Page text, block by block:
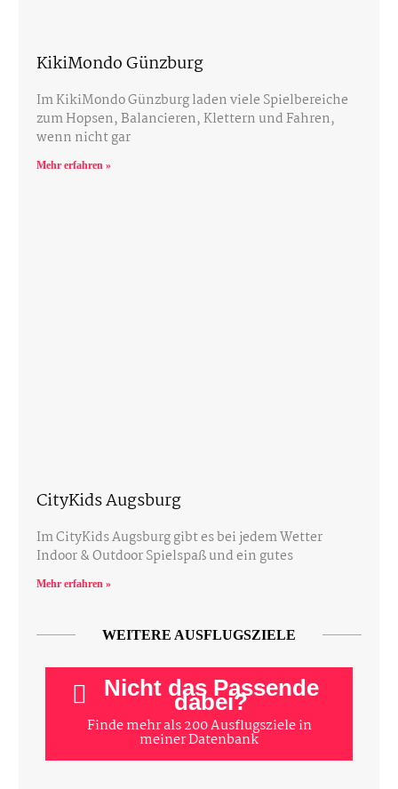
KikiMondo Günzburg
Im KikiMondo Günzburg laden viele Spielbereiche
zum Hopsen, Balancieren, Klettern und Fahren,
wenn nicht gar
Mehr erfahren »
CityKids Augsburg
Im CityKids Augsburg gibt es bei jedem Wetter
Indoor & Outdoor Spielspaß und ein gutes
Mehr erfahren »
WEITERE AUSFLUGSZIELE
Nicht das Passende
dabei?
Finde mehr als 200 Ausflugsziele in
meiner Datenbank